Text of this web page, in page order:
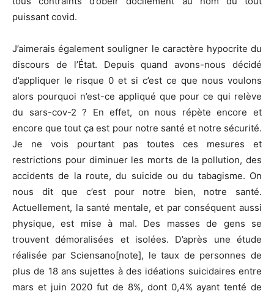
puissant covid.
J’aimerais également souligner le caractère hypocrite du
discours de l’État. Depuis quand avons-nous décidé
d’appliquer le risque 0 et si c’est ce que nous voulons
alors pourquoi n’est-ce appliqué que pour ce qui relève
du sars-cov-2 ? En effet, on nous répète encore et
encore que tout ça est pour notre santé et notre sécurité.
Je ne vois pourtant pas toutes ces mesures et
restrictions pour diminuer les morts de la pollution, des
accidents de la route, du suicide ou du tabagisme. On
nous dit que c’est pour notre bien, notre santé.
Actuellement, la santé mentale, et par conséquent aussi
physique, est mise à mal. Des masses de gens se
trouvent démoralisées et isolées. D’après une étude
réalisée par Sciensano[note], le taux de personnes de
plus de 18 ans sujettes à des idéations suicidaires entre
mars et juin 2020 fut de 8%, dont 0,4% ayant tenté de